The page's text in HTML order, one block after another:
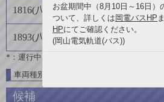
1816(八晃運輸)
1893(八晃運輸)
*：運行中
車両種別一覧
候補
お盆期間中（8月10日～16日）
ついて、詳しくは 岡電バスHP
HPにてご確認ください。
(岡山電気軌道(バス))